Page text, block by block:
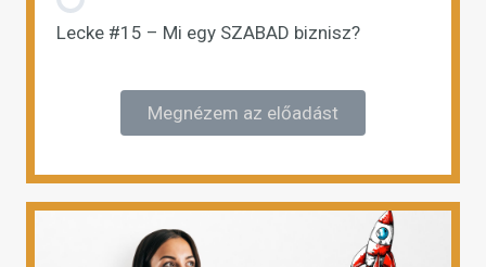
Lecke #15 – Mi egy SZABAD biznisz?
Megnézem az előadást